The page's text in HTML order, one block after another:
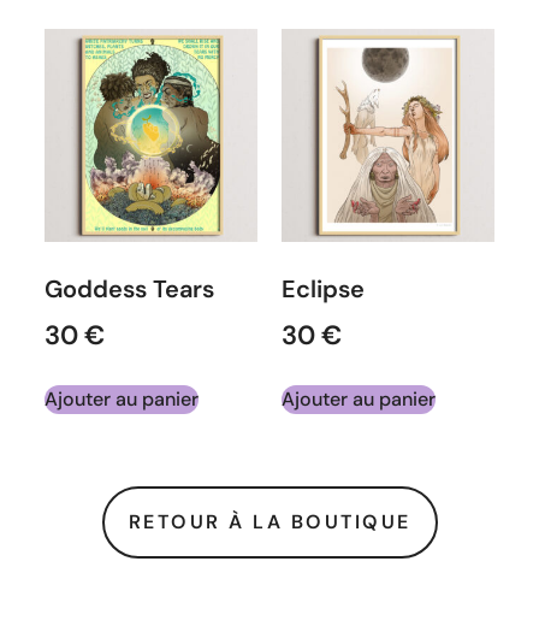
Goddess Tears
30€
Ajouter au panier
Eclipse
30€
Ajouter au panier
RETOUR À LA BOUTIQUE